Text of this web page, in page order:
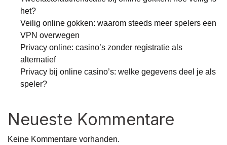
het?
Veilig online gokken: waarom steeds meer spelers een
VPN overwegen
Privacy online: casino’s zonder registratie als
alternatief
Privacy bij online casino’s: welke gegevens deel je als
speler?
Neueste Kommentare
Keine Kommentare vorhanden.